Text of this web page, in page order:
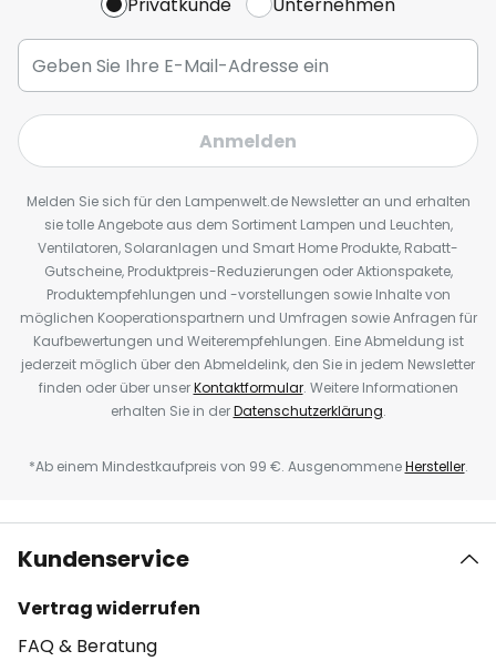
Anmelden
Melden Sie sich für den Lampenwelt.de Newsletter an und erhalten
sie tolle Angebote aus dem Sortiment Lampen und Leuchten,
Ventilatoren, Solaranlagen und Smart Home Produkte, Rabatt-
Gutscheine, Produktpreis-Reduzierungen oder Aktionspakete,
Produktempfehlungen und -vorstellungen sowie Inhalte von
möglichen Kooperationspartnern und Umfragen sowie Anfragen für
Kaufbewertungen und Weiterempfehlungen. Eine Abmeldung ist
jederzeit möglich über den Abmeldelink, den Sie in jedem Newsletter
finden oder über unserKontaktformular. Weitere Informationen
erhalten Sie in derDatenschutzerklärung.
*Ab einem Mindestkaufpreis von 99 €. AusgenommeneHersteller.
Kundenservice
Vertrag widerrufen
FAQ & Beratung